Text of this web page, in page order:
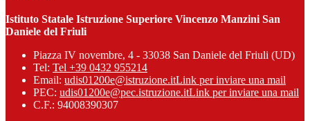
Istituto Statale Istruzione Superiore Vincenzo Manzini San
Daniele del Friuli
Piazza IV novembre, 4 - 33038 San Daniele del Friuli (UD)
Tel: Tel +39 0432 955214
Email: udis01200e@istruzione.itLink per inviare una mail
PEC: udis01200e@pec.istruzione.itLink per inviare una mail
C.F.: 94008390307